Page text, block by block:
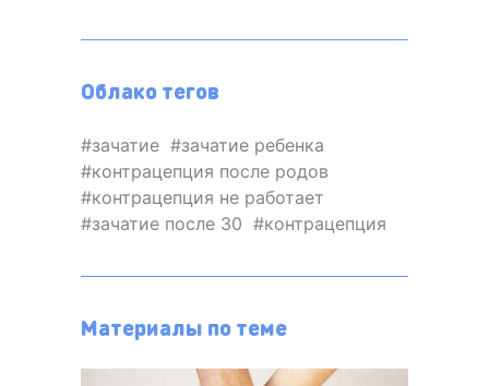
Облако тегов
зачатие
зачатие ребенка
контрацепция после родов
контрацепция не работает
зачатие после 30
контрацепция
Материалы по теме